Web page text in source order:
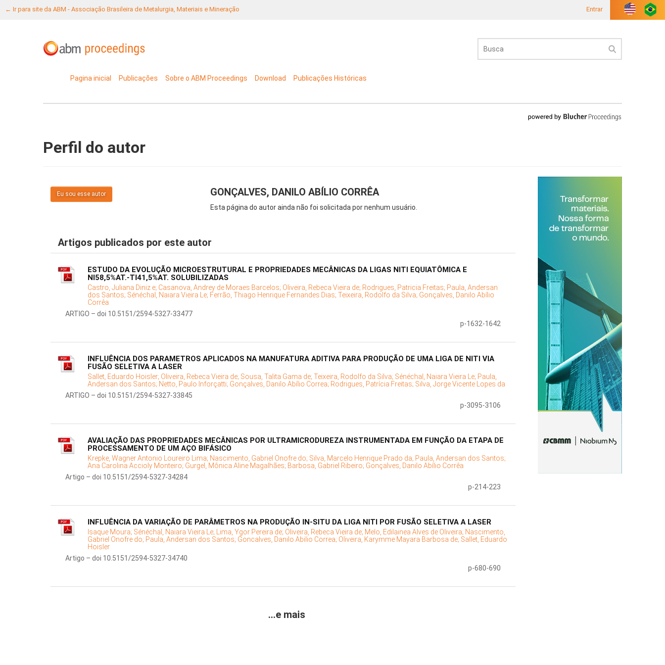
← Ir para site da ABM - Associação Brasileira de Metalurgia, Materiais e Mineração Entrar
Pagina inicial Publicações Sobre o ABM Proceedings Download Publicações Históricas
Perfil do autor
Eu sou esse autor GONÇALVES, DANILO ABÍLIO CORRÊA
Esta página do autor ainda não foi solicitada por nenhum usuário.
Artigos publicados por este autor
ESTUDO DA EVOLUÇÃO MICROESTRUTURAL E PROPRIEDADES MECÂNICAS DA LIGAS NITI EQUIATÔMICA E
NI58,5%AT.-TI41,5%AT. SOLUBILIZADAS
Castro, Juliana Diniz e; Casanova, Andrey de Moraes Barcelos; Oliveira, Rebeca Vieira de; Rodrigues, Patricia Freitas; Paula, Andersan
dos Santos; Sénéchal, Naiara Vieira Le; Ferrão, Thiago Henrique Fernandes Dias; Teixeira, Rodolfo da Silva; Gonçalves, Danilo Abílio
Corrêa
ARTIGO – doi 10.5151/2594-5327-33477
p-1632-1642
INFLUÊNCIA DOS PARAMETROS APLICADOS NA MANUFATURA ADITIVA PARA PRODUÇÃO DE UMA LIGA DE NITI VIA
FUSÃO SELETIVA A LASER
Sallet, Eduardo Hoisler; Oliveira, Rebeca Vieira de; Sousa, Talita Gama de; Teixeira, Rodolfo da Silva; Sénéchal, Naiara Vieira Le; Paula,
Andersan dos Santos; Netto, Paulo Inforçatti; Gonçalves, Danilo Abílio Correa; Rodrigues, Patrícia Freitas; Silva, Jorge Vicente Lopes da
ARTIGO – doi 10.5151/2594-5327-33845
p-3095-3106
AVALIAÇÃO DAS PROPRIEDADES MECÂNICAS POR ULTRAMICRODUREZA INSTRUMENTADA EM FUNÇÃO DA ETAPA DE
PROCESSAMENTO DE UM AÇO BIFÁSICO
Krepke, Wagner Antonio Loureiro Lima; Nascimento, Gabriel Onofre do; Silva, Marcelo Henrique Prado da; Paula, Andersan dos Santos;
Ana Carolina Accioly Monteiro; Gurgel, Mônica Aline Magalhães; Barbosa, Gabriel Ribeiro; Gonçalves, Danilo Abílio Corrêa
Artigo – doi 10.5151/2594-5327-34284
p-214-223
INFLUÊNCIA DA VARIAÇÃO DE PARÂMETROS NA PRODUÇÃO IN-SITU DA LIGA NITI POR FUSÃO SELETIVA A LASER
Isaque Moura; Sénéchal, Naiara Vieira Le; Lima, Ygor Pereira de; Oliveira, Rebeca Vieira de; Melo, Edilainea Alves de Oliveira; Nascimento,
Gabriel Onofre do; Paula, Andersan dos Santos; Goncalves, Danilo Abilio Correa; Oliveira, Karymme Mayara Barbosa de; Sallet, Eduardo
Hoisler
Artigo – doi 10.5151/2594-5327-34740
p-680-690
...e mais